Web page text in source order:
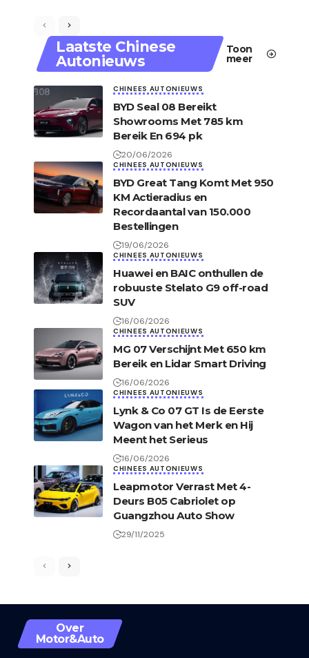
Laatste Chinese
Autonieuws
Toon
meer
CHINEES AUTONIEUWS
BYD Seal 08 Bereikt
Showrooms Met 785 km
Bereik En 694 pk
20/06/2026
CHINEES AUTONIEUWS
BYD Great Tang Komt Met 950
KM Actieradius en
Recordaantal van 150.000
Bestellingen
19/06/2026
CHINEES AUTONIEUWS
Huawei en BAIC onthullen de
robuuste Stelato G9 off-road
SUV
16/06/2026
CHINEES AUTONIEUWS
MG 07 Verschijnt Met 650 km
Bereik en Lidar Smart Driving
16/06/2026
CHINEES AUTONIEUWS
Lynk & Co 07 GT Is de Eerste
Wagon van het Merk en Hij
Meent het Serieus
16/06/2026
CHINEES AUTONIEUWS
Leapmotor Verrast Met 4-
Deurs B05 Cabriolet op
Guangzhou Auto Show
29/11/2025
Over
Motor&Auto